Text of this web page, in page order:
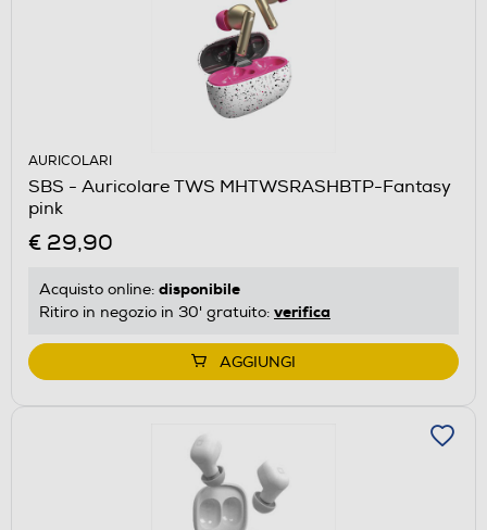
AURICOLARI
SBS - Auricolare TWS MHTWSRASHBTP-Fantasy
pink
€ 29,90
Acquisto online: disponibile
Ritiro in negozio in 30' gratuito: verifica
AGGIUNGI